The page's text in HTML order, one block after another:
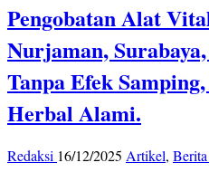
Pengobatan Alat
Nurjaman,
Tanpa Efek
Herbal Alami.
Redaksi 16/12/2025 Artikel,